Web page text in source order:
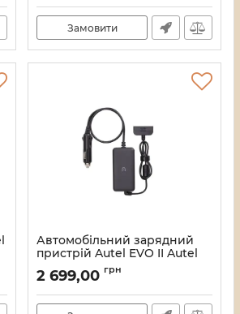
Замовити
Автомобільний зарядний
пристрій Autel EVO II Autel
Артикул:21_11964/15182
2 699,00 грн